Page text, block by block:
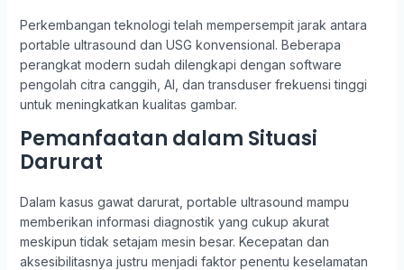
Perkembangan teknologi telah mempersempit jarak antara
portable ultrasound dan USG konvensional. Beberapa
perangkat modern sudah dilengkapi dengan software
pengolah citra canggih, AI, dan transduser frekuensi tinggi
untuk meningkatkan kualitas gambar.
Pemanfaatan dalam Situasi
Darurat
Dalam kasus gawat darurat, portable ultrasound mampu
memberikan informasi diagnostik yang cukup akurat
meskipun tidak setajam mesin besar. Kecepatan dan
aksesibilitasnya justru menjadi faktor penentu keselamatan